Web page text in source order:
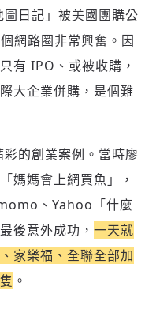
日記」被美國團購公
網路圈非常興奮。因
有 IPO、或被收購，
大企業併購，是個難
彩的創業案例。當時廖
媽媽會上網買魚」，
、Yahoo「什麼
後意外成功， 一天就
家樂福、全聯全部加
。